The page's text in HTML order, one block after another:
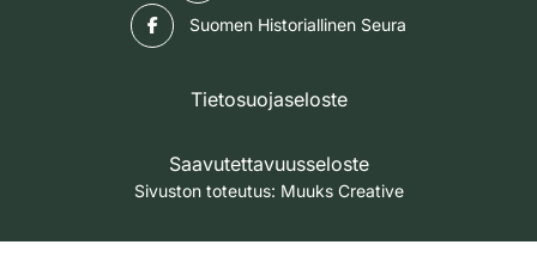
Suomen Historiallinen Seura
Tietosuojaseloste
Saavutettavuusseloste
Sivuston toteutus: Muuks Creative